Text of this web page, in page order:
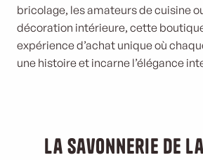
bricolage, les amateurs de cuisine
décoration intérieure, cette
expérience d’achat unique où
une histoire et incarne l’élégance
La Savonnerie de